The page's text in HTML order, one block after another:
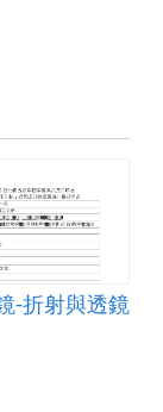
-折射與透鏡